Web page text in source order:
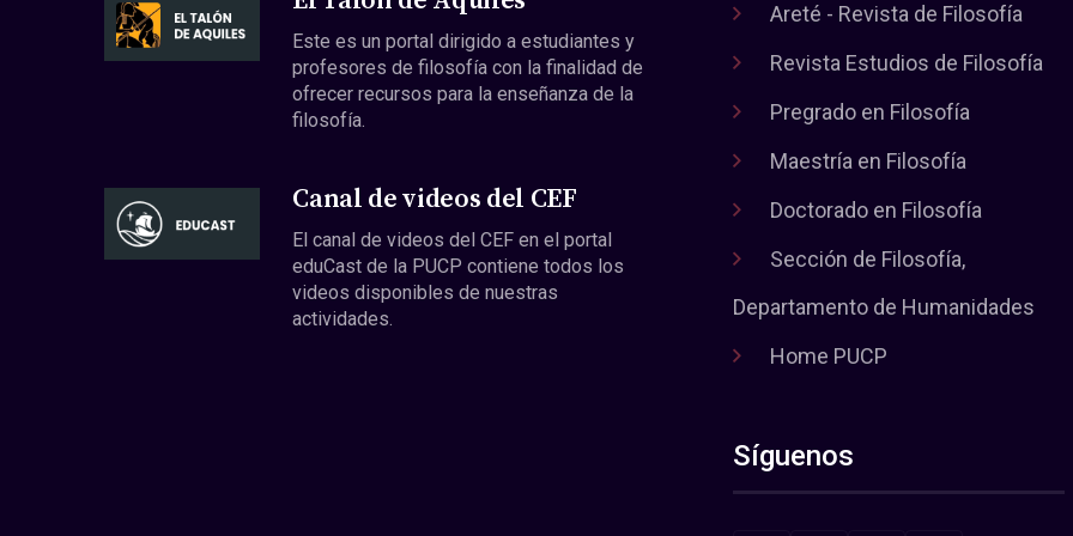
Este es un portal dirigido a estudiantes y
profesores de filosofía con la finalidad de
ofrecer recursos para la enseñanza de la
filosofía.
Canal de videos del CEF
El canal de videos del CEF en el portal
eduCast de la PUCP contiene todos los
videos disponibles de nuestras
actividades.
Areté - Revista de Filosofía
Revista Estudios de Filosofía
Pregrado en Filosofía
Maestría en Filosofía
Doctorado en Filosofía
Sección de Filosofía,
Departamento de Humanidades
Home PUCP
Síguenos